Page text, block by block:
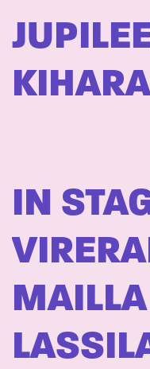
IN